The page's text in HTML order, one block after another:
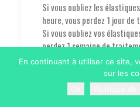
Si vous oubliez les
heure, vous perdez 1 jour
Si vous oubliez vos
perdez 1 semaine de
by stnazorthoadmin
En continuant à utiliser ce site,
sur les